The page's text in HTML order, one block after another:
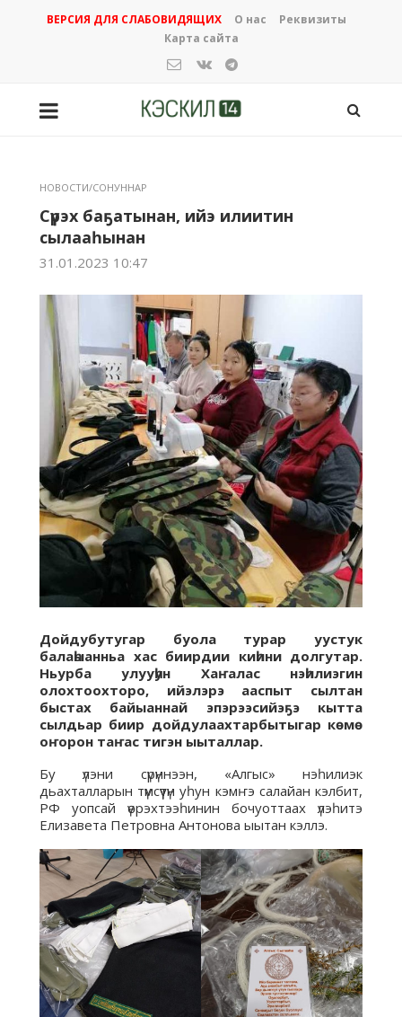
ВЕРСИЯ ДЛЯ СЛАБОВИДЯЩИХ О нас
Реквизиты
Карта сайта
НОВОСТИ/СОНУННАР
Сүрэх баҕатынан, ийэ илиитин
сылааһынан
31.01.2023 10:47
Дойдубутугар буола турар уустук
балаһыанньа хас биирдии киһини долгутар.
Ньурба улууһун Хаҥалас нэһилиэгин
олохтоохторо, ийэлэрэ ааспыт сылтан
быстах байыаннай эпэрээсийэҕэ кытта
сылдьар биир дойдулаахтарбытыгар көмө
оҥорон таҥас тигэн ыыталлар.
Бу үлэни сүрүннээн, «Алгыс» нэһилиэк
дьахталларын түмсүүтүн уһун кэмҥэ салайан кэлбит,
РФ уопсай үөрэхтээһинин бочуоттаах үлэһитэ
Елизавета Петровна Антонова ыытан кэллэ.